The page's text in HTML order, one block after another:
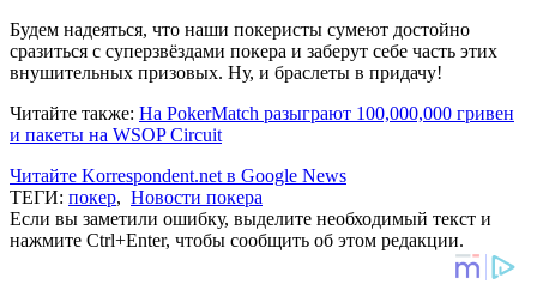
Будем надеяться, что наши покеристы сумеют достойно
сразиться с суперзвёздами покера и заберут себе часть этих
внушительных призовых. Ну, и браслеты в придачу!
Читайте также: На PokerMatch разыграют 100,000,000 гривен
и пакеты на WSOP Circuit
Читайте Korrespondent.net в Google News
ТЕГИ: покер, Новости покера
Если вы заметили ошибку, выделите необходимый текст и
нажмите Ctrl+Enter, чтобы сообщить об этом редакции.